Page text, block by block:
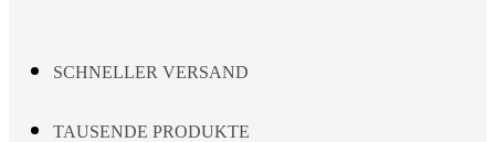
page
SCHNELLER VERSAND
TAUSENDE PRODUKTE